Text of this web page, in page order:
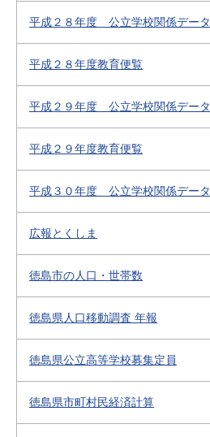
平成２８年度 公立学校関係データ
平成２８年度教育便覧
平成２９年度 公立学校関係データ
平成２９年度教育便覧
平成３０年度 公立学校関係データ
広報とくしま
徳島市の人口・世帯数
徳島県人口移動調査 年報
徳島県公立高等学校募集定員
徳島県市町村民経済計算